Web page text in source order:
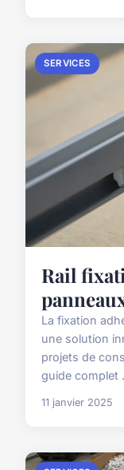
SERVICES
Rail
La fixation
une solution
projets de
guide complet
11 janvier 2025